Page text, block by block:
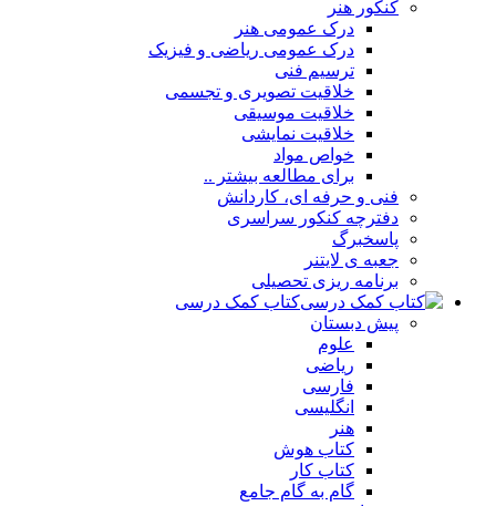
کنکور هنر
درک عمومی هنر
درک عمومی ریاضی و فیزیک
ترسیم فنی
خلاقیت تصویری و تجسمی
خلاقیت موسیقی
خلاقیت نمایشی
خواص مواد
برای مطالعه بیشتر ..
فنی و حرفه ای، کاردانش
دفترچه کنکور سراسری
پاسخبرگ
جعبه ی لایتنر
برنامه ریزی تحصیلی
کتاب کمک درسی
پیش دبستان
علوم
ریاضی
فارسی
انگلیسی
هنر
کتاب هوش
کتاب کار
گام به گام جامع